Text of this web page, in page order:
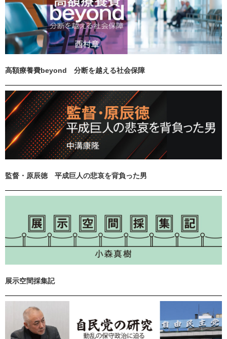
高額療養費beyond 分断を越える社会保障
監督・原辰徳 平成巨人の悲哀を背負った男
展示空間採集記